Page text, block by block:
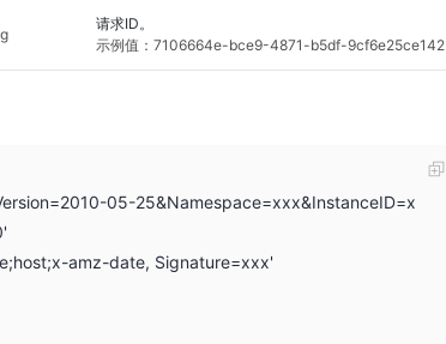
请求ID。
示例值：7106664e-bce9-4871-b5df-9cf6e25ce142
05-25&Namespace=xxx&InstanceID=x
amz-date, Signature=xxx'